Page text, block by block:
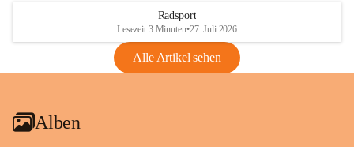
VBl. EU Nr. 18_2026
Radsport
Lesezeit 3 Minuten•27. Juli 2026
Alle Artikel sehen
Alben